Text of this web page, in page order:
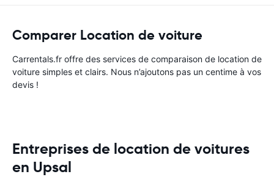
Comparer Location de voiture
Carrentals.fr offre des services de comparaison de location de
voiture simples et clairs. Nous n’ajoutons pas un centime à vos
devis !
Entreprises de location de voitures
en Upsal